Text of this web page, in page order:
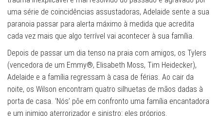
uma série de coincidências assustadoras, Adelaide sente a sua
paranoia passar para alerta máximo à medida que acredita
cada vez mais que algo terrível vai acontecer à sua família.
Depois de passar um dia tenso na praia com amigos, os Tylers
(vencedora de um Emmy®, Elisabeth Moss, Tim Heidecker),
Adelaide e a família regressam à casa de férias. Ao cair da
noite, os Wilson encontram quatro silhuetas de mãos dadas à
porta de casa. ‘Nós’ põe em confronto uma família encantadora
e um inimigo aterrorizador e sinistro: eles próprios.